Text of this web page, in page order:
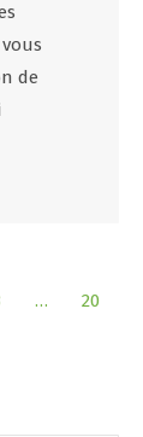
de
…
20